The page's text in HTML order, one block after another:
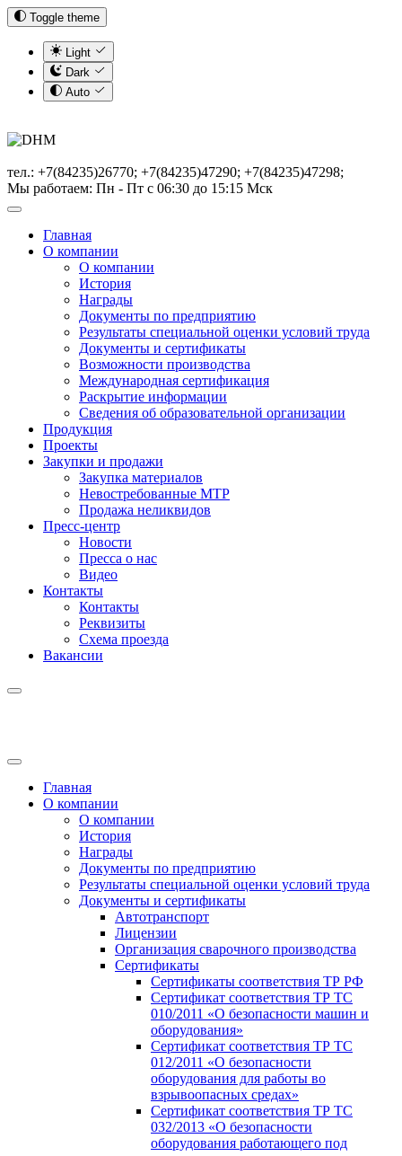
Toggle theme
Light
Dark
Auto
тел.: +7(84235)26770; +7(84235)47290; +7(84235)47298;
Мы работаем: Пн - Пт с 06:30 до 15:15 Мск
Главная
О компании
О компании
История
Награды
Документы по предприятию
Результаты специальной оценки условий труда
Документы и сертификаты
Возможности производства
Международная сертификация
Раскрытие информации
Сведения об образовательной организации
Продукция
Проекты
Закупки и продажи
Закупка материалов
Невостребованные МТР
Продажа неликвидов
Пресс-центр
Новости
Пресса о нас
Видео
Контакты
Контакты
Реквизиты
Схема проезда
Вакансии
Главная
О компании
О компании
История
Награды
Документы по предприятию
Результаты специальной оценки условий труда
Документы и сертификаты
Автотранспорт
Лицензии
Организация сварочного производства
Cертификаты
Сертификаты соответствия ТР РФ
Сертификат соответствия ТР ТС
010/2011 «О безопасности машин и
оборудования»
Сертификат соответствия ТР ТС
012/2011 «О безопасности
оборудования для работы во
взрывоопасных средах»
Сертификат соответствия ТР ТС
032/2013 «О безопасности
оборудования работающего под